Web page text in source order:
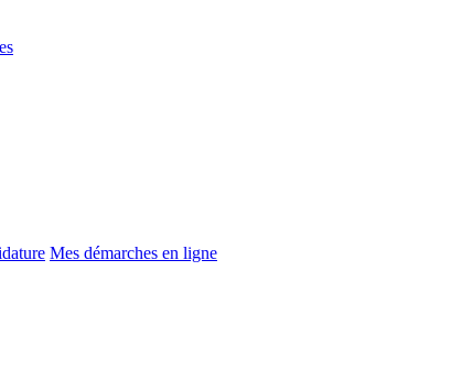
Mes démarches en ligne